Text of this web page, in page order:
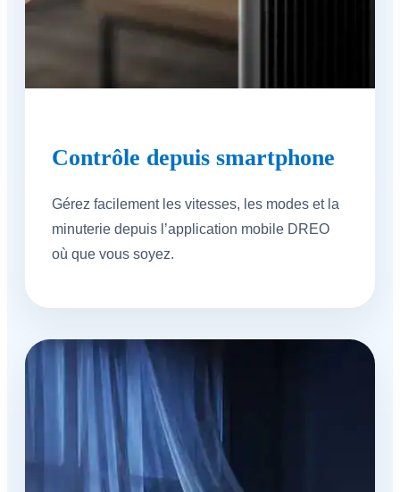
Contrôle depuis smartphone
Gérez facilement les vitesses, les modes et la
minuterie depuis l’application mobile DREO
où que vous soyez.